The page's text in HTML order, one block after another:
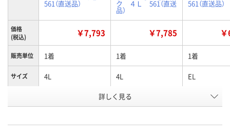
561（直送品） ク ４Ｌ 561（直送
品）
561（直送品）
価格
(税込)
￥7,793 ￥7,785
販売単位 1着 1着 1着
サイズ 4L 4L EL
コーラルピンク
号
詳しく見る